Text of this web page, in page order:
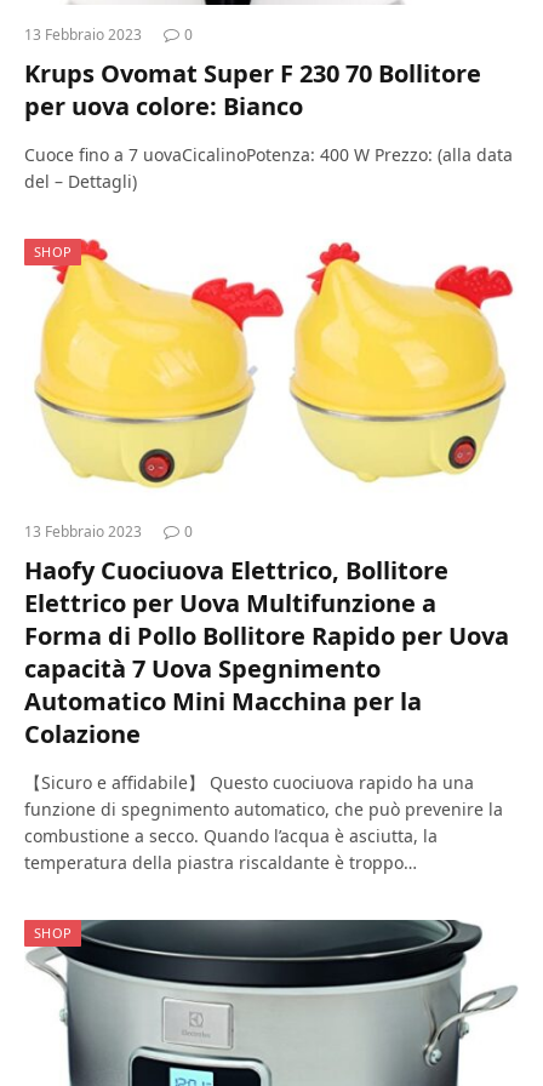
13 Febbraio 2023 0
Krups Ovomat Super F 230 70 Bollitore
per uova colore: Bianco
Cuoce fino a 7 uovaCicalinoPotenza: 400 W Prezzo: (alla data
del – Dettagli)
SHOP
13 Febbraio 2023 0
Haofy Cuociuova Elettrico, Bollitore
Elettrico per Uova Multifunzione a
Forma di Pollo Bollitore Rapido per Uova
capacità 7 Uova Spegnimento
Automatico Mini Macchina per la
Colazione
【Sicuro e affidabile】 Questo cuociuova rapido ha una
funzione di spegnimento automatico, che può prevenire la
combustione a secco. Quando l’acqua è asciutta, la
temperatura della piastra riscaldante è troppo…
SHOP